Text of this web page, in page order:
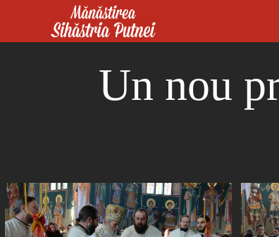
Mergi la conţinutul principal
Un nou